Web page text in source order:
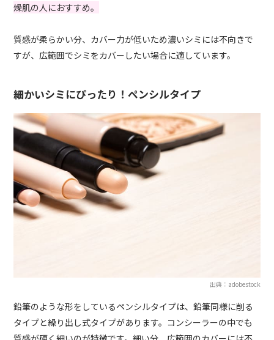
燥肌の人におすすめ。
質感が柔らかい分、カバー力が低いため濃いシミには不向きで
すが、広範囲でシミをカバーしたい場合に適しています。
細かいシミにぴったり！ペンシルタイプ
出典：adobestock
鉛筆のような形をしているペンシルタイプは、鉛筆同様に削る
タイプと繰り出し式タイプがあります。コンシーラーの中でも